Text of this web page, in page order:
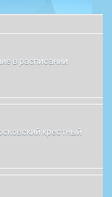
в расписании
крестный